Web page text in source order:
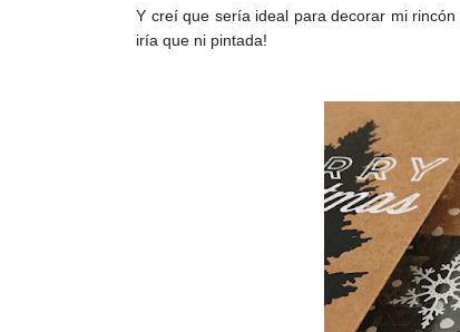
Y creí que sería ideal para decorar mi
iría que ni pintada!